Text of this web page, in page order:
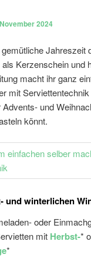
2024
Jahreszeit
Kerzenschein
macht ihr ganz
mit
und
könnt.
und winterlichen
oder
mit Herbst-*
*